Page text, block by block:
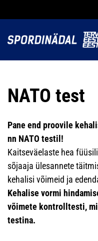
NATO test
Pane end proovile
nn NATO testil!
Kaitseväelaste hea
sõjaaja ülesannete
kehalisi võimeid ja
Kehalise vormi
võimete kontrolltesti,
testina.